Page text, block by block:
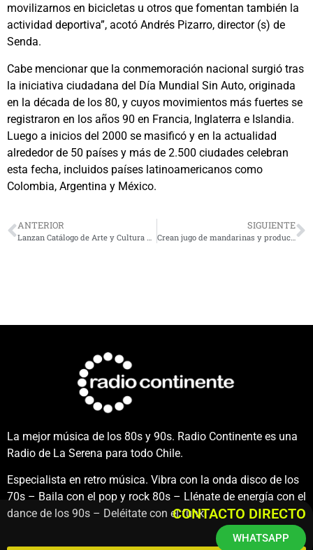
movilizarnos en bicicletas u otros que fomentan también la
actividad deportiva”, acotó Andrés Pizarro, director (s) de
Senda.
Cabe mencionar que la conmemoración nacional surgió tras
la iniciativa ciudadana del Día Mundial Sin Auto, originada
en la década de los 80, y cuyos movimientos más fuertes se
registraron en los años 90 en Francia, Inglaterra e Islandia.
Luego a inicios del 2000 se masificó y en la actualidad
alrededor de 50 países y más de 2.500 ciudades celebran
esta fecha, incluidos países latinoamericanos como
Colombia, Argentina y México.
ANTERIOR
Lanzan Catálogo de Arte y Cultura para apoyar a artistas de la comuna
SIGUIENTE
Crean jugo de mandarinas y productos derivados de la almendra utilizando descartes de exportación
La mejor música de los 80s y 90s. Radio Continente es una
Radio de La Serena para todo Chile.
Especialista en retro música. Vibra con la onda disco de los
70s – Baila con el pop y rock 80s – Llénate de energía con el
dance de los 90s – Deléitate con el funk.CONTACTO DIRECTO
WHATSAPP